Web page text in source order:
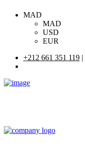
MAD
MAD
USD
EUR
+212 661 351 119 |